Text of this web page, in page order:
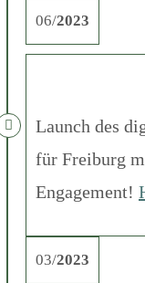
Launch des
für Freiburg
Engagement!
06/2023
03/2023